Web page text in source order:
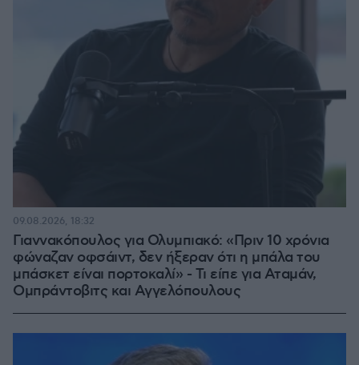
Γιαννακόπουλος για Ολυμπιακό: «Πριν 10 χρόνια
φώναζαν οφσάιντ, δεν ήξεραν ότι η μπάλα του
μπάσκετ είναι πορτοκαλί» - Τι είπε για Αταμάν,
Ομπράντοβιτς και Αγγελόπουλους
09.08.2026, 18:32